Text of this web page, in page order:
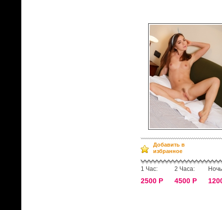
Добавить в
избранное
1 Час:
2500 Р
2 Часа:
4500 Р